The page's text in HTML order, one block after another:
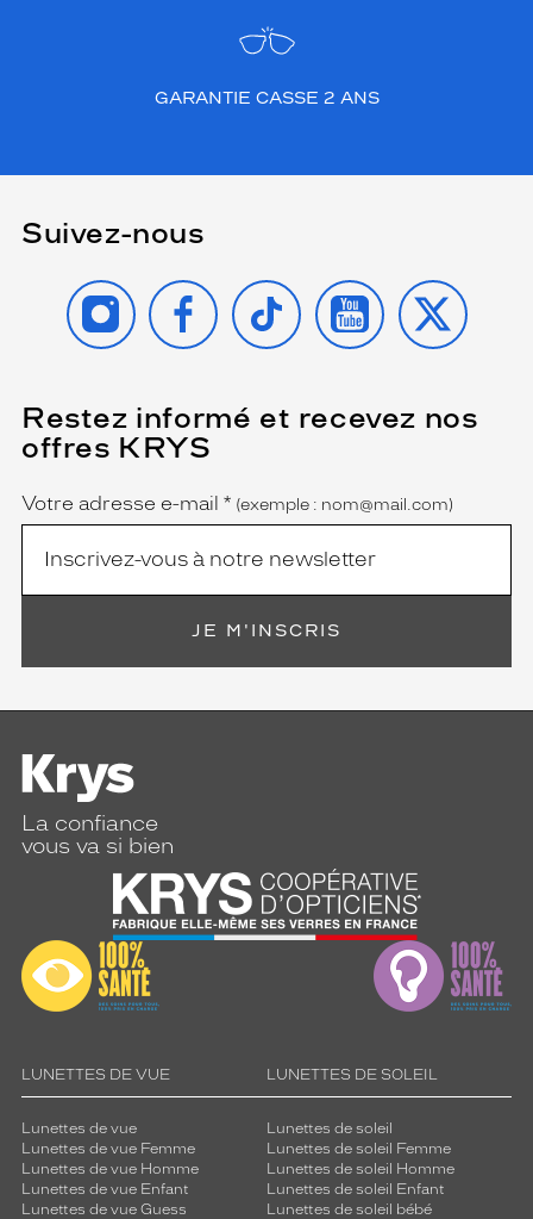
GARANTIE CASSE 2 ANS
Suivez-nous
INSTAGRAMFACEBOOK
TIKTOK YOUTUBE
X
Restez informé et recevez nos
offres KRYS
Name
Votre adresse e-mail *
(Ce
champ
est
obligatoire)
(exemple : nom@mail.com)
JE M'INSCRIS
La confiance
vous va si bien
LUNETTES DE VUE
Lunettes de vue
Lunettes de vue Femme
Lunettes de vue Homme
Lunettes de vue Enfant
Lunettes de vue Guess
LUNETTES DE SOLEIL
Lunettes de soleil
Lunettes de soleil Femme
Lunettes de soleil Homme
Lunettes de soleil Enfant
Lunettes de soleil bébé